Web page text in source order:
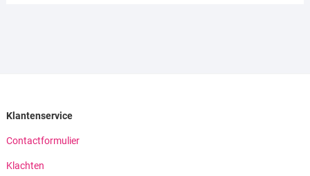
Klantenservice
Contactformulier
Klachten